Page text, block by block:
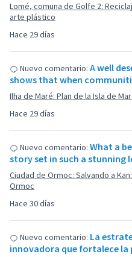
Hace 29 días
Lomé, comuna de Golfe 2:
arte plástico
Hace 29 días
Nuevo comentario: A well
shows that when
Ilha de Maré: Plan de la Isla de
Hace 30 días
Nuevo comentario: What a
story set in such a stunning
Ciudad de Ormoc: Salvando a
Ormoc
Nuevo comentario: La
innovadora que fortalece